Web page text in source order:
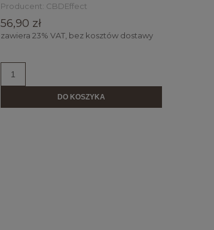
Producent: CBDEffect
56,90 zł
zawiera 23% VAT, bez kosztów dostawy
DO KOSZYKA